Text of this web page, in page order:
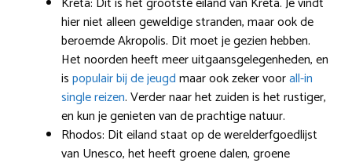
hier niet alleen geweldige stranden, maar ook de
beroemde Akropolis. Dit moet je gezien hebben.
Het noorden heeft meer uitgaansgelegenheden, en
ispopulair bij de jeugdmaar ook zeker voorall-in
single reizen. Verder naar het zuiden is het rustiger,
en kun je genieten van de prachtige natuur.
Rhodos: Dit eiland staat op de werelderfgoedlijst
van Unesco, het heeft groene dalen, groene